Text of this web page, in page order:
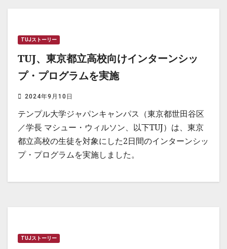
TUJストーリー
TUJ、東京都立高校向けインターンシッ
プ・プログラムを実施
2024年9月10日
テンプル大学ジャパンキャンパス（東京都世田谷区
／学長 マシュー・ウィルソン、以下TUJ）は、東京
都立高校の生徒を対象にした2日間のインターンシッ
プ・プログラムを実施しました。
TUJストーリー